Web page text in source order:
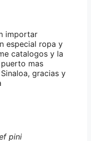
importar
especial ropa y
catalogos y la
mas
gracias y
pini